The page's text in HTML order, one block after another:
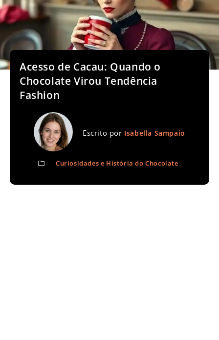
Acesso de Cacau: Quando o
Chocolate Virou Tendência
Fashion
Escrito por Isabella Sampaio
Curiosidades e História do Chocolate